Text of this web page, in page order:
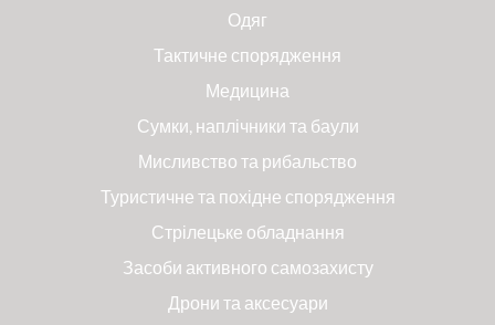
Одяг
Тактичне спорядження
Медицина
Сумки, наплічники та баули
Мисливство та рибальство
Туристичне та похідне спорядження
Стрілецьке обладнання
Засоби активного самозахисту
Дрони та аксесуари